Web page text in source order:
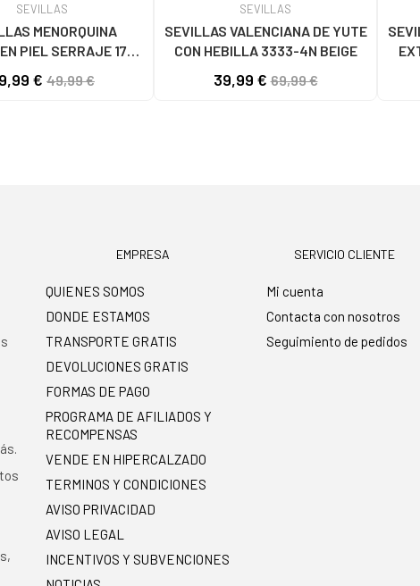
SEVILLAS
MENORQUINA
PIEL SERRAJE 1778
€ 49,99 €
SEVILLAS
SEVILLAS VALENCIANA DE YUTE
CON HEBILLA 3333-4N BEIGE
39,99 €69,99 €
EMPRESA
QUIENES SOMOS
DONDE ESTAMOS
TRANSPORTE GRATIS
DEVOLUCIONES GRATIS
FORMAS DE PAGO
PROGRAMA DE AFILIADOS Y
RECOMPENSAS
VENDE EN HIPERCALZADO
TERMINOS Y CONDICIONES
AVISO PRIVACIDAD
AVISO LEGAL
INCENTIVOS Y SUBVENCIONES
SERVICIO CLIENTE
Mi cuenta
Contacta con nosotros
Seguimiento de pedidos